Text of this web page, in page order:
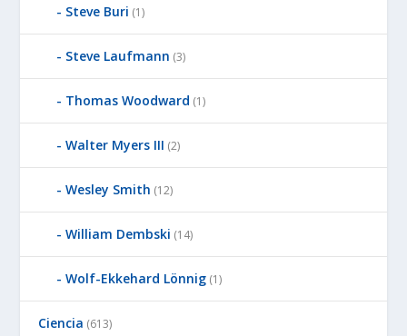
Steve Buri (1)
Steve Laufmann (3)
Thomas Woodward (1)
Walter Myers III (2)
Wesley Smith (12)
William Dembski (14)
Wolf-Ekkehard Lönnig (1)
Ciencia (613)